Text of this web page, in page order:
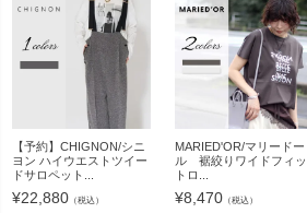
【予約】CHIGNON/シニ
ヨン ハイウエストツイー
ドサロペット...
¥22,880 （税込）
MARIED'OR/マリードー
ル 裾絞りワイドフィッ
トロ...
¥8,470 （税込）